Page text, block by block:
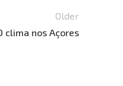
Older
clima nos Açores